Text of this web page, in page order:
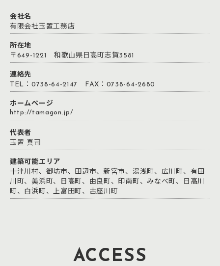
会社名
有限会社玉置工務店
所在地
〒649-1221 和歌山県日高町志賀3581
連絡先
TEL：0738-64-2147 FAX：0738-64-2680
ホームページ
http://tamagon.jp/
代表者
玉置 真司
建築可能エリア
十津川村、御坊市、田辺市、新宮市、湯浅町、広川町、有田
川町、美浜町、日高町、由良町、印南町、みなべ町、日高川
町、白浜町、上富田町、古座川町
ACCESS